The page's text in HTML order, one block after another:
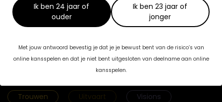
Ik ben 24 jaar of
ouder
Ik ben 23 jaar of
jonger
Met jouw antwoord bevestig je dat je je bewust bent van de risico’s van
online kansspelen en dat je niet bent uitgesloten van deelname aan online
kansspelen.
Meditatie
Mentale gezondheid
Mijn Verhaal
Mode
Reizen
Selfcare
Selfmade Woman
Sport
Trouwen
Uitvaart
Visions